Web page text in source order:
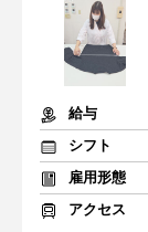
給与
シフト
雇用形態
アクセス